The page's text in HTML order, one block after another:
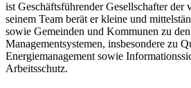
ist Geschäftsführender Gesellschafter
seinem Team berät er kleine und
sowie Gemeinden und Kommunen zu
Managementsystemen, insbesondere zu
Energiemanagement sowie
Arbeitsschutz.